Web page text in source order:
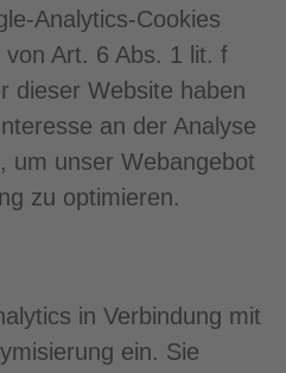
Analytics-Cookies
Art. 6 Abs. 1 lit. f
dieser Website haben
an der Analyse
um unser Webangebot
zu optimieren.
in Verbindung mit
ein. Sie